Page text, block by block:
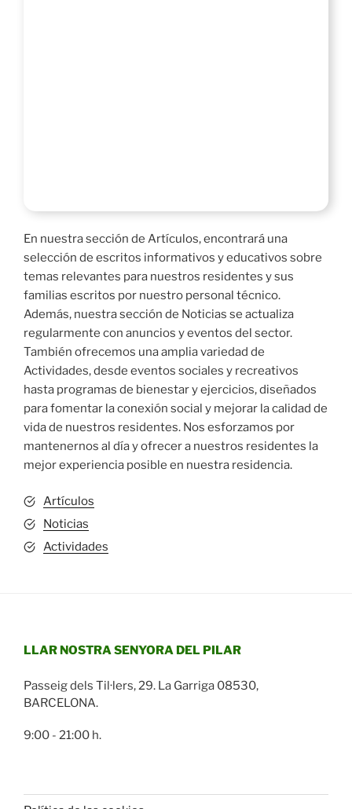
En nuestra sección de Artículos, encontrará una
selección de escritos informativos y educativos sobre
temas relevantes para nuestros residentes y sus
familias escritos por nuestro personal técnico.
Además, nuestra sección de Noticias se actualiza
regularmente con anuncios y eventos del sector.
También ofrecemos una amplia variedad de
Actividades, desde eventos sociales y recreativos
hasta programas de bienestar y ejercicios, diseñados
para fomentar la conexión social y mejorar la calidad de
vida de nuestros residentes. Nos esforzamos por
mantenernos al día y ofrecer a nuestros residentes la
mejor experiencia posible en nuestra residencia.
Artículos
Noticias
Actividades
LLAR NOSTRA SENYORA DEL PILAR
Passeig dels Til·lers, 29. La Garriga 08530,
BARCELONA.
9:00 - 21:00 h.